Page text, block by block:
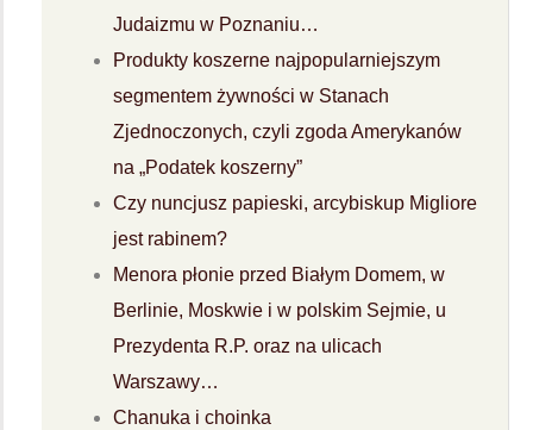
Judaizmu w Poznaniu…
Produkty koszerne najpopularniejszym
segmentem żywności w Stanach
Zjednoczonych, czyli zgoda Amerykanów
na „Podatek koszerny”
Czy nuncjusz papieski, arcybiskup Migliore
jest rabinem?
Menora płonie przed Białym Domem, w
Berlinie, Moskwie i w polskim Sejmie, u
Prezydenta R.P. oraz na ulicach
Warszawy…
Chanuka i choinka